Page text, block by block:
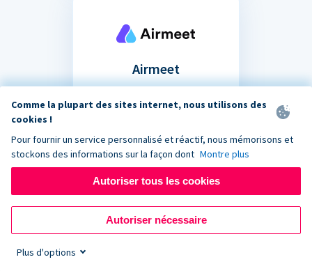
Airmeet
de don dans le chat de votre
collecte de fonds virtuel.
Comme la plupart des sites internet, nous utilisons des
cookies !
Pour fournir un service personnalisé et réactif, nous mémorisons et
stockons des informations sur la façon dont Montre plus
Autoriser tous les cookies
Autoriser nécessaire
Plus d'options